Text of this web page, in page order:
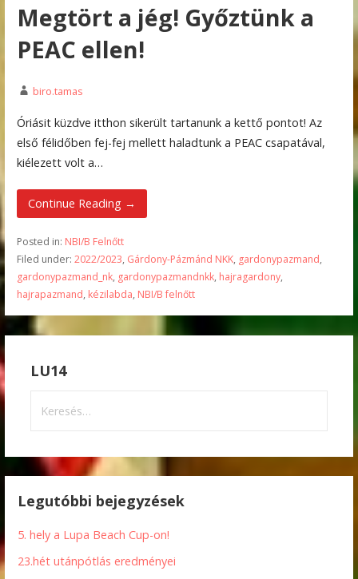
Megtört a jég! Győztünk a
PEAC ellen!
biro.tamas
Óriásit küzdve itthon sikerült tartanunk a kettő pontot! Az
első félidőben fej-fej mellett haladtunk a PEAC csapatával,
kiélezett volt a…
Continue Reading →
Posted in: NBI/B Felnőtt
Filed under: 2022/2023, Gárdony-Pázmánd NKK, gardonypazmand,
gardonypazmand_nk, gardonypazmandnkk, hajragardony,
hajrapazmand, kézilabda, NBI/B felnőtt
LU14
Legutóbbi bejegyzések
5. hely a Lupa Beach Cup-on!
23.hét utánpótlás eredményei